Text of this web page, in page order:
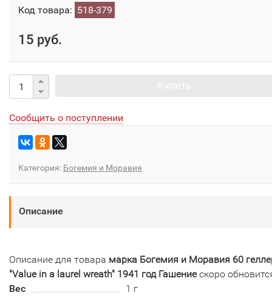
Код товара: 518-379
15 руб.
Сообщить о поступлении
Категория: Богемия и Моравия
Описание
Описание для товара марка Богемия и Моравия 60
"Value in a laurel wreath" 1941 год Гашениескоро
Вес
1 г